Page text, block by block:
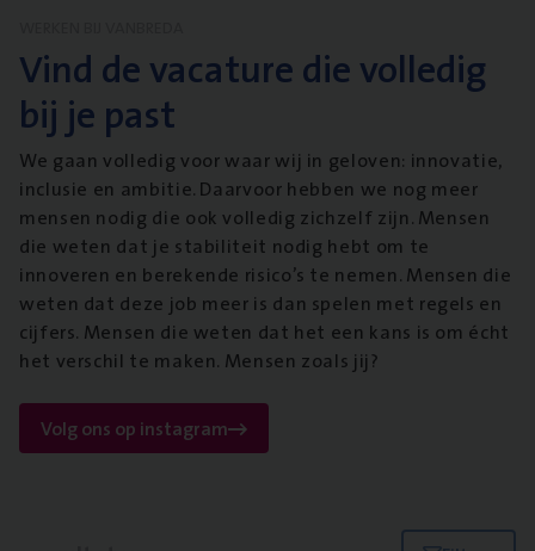
Vind de vacature die volledig
bij je past
We gaan volledig voor waar wij in geloven: innovatie,
inclusie en ambitie. Daarvoor hebben we nog meer
mensen nodig die ook volledig zichzelf zijn. Mensen
die weten dat je stabiliteit nodig hebt om te
innoveren en berekende risico’s te nemen. Mensen die
weten dat deze job meer is dan spelen met regels en
cijfers. Mensen die weten dat het een kans is om écht
het verschil te maken. Mensen zoals jij?
Volg ons op instagram